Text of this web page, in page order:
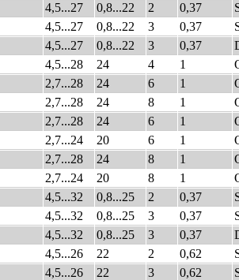
4,5...27 0,8...22 2 0,37
4,5...27 0,8...22 3 0,37
4,5...27 0,8...22 3 0,37
4,5...28 24 4 1
2,7...28 24 6 1
2,7...28 24 8 1
2,7...28 24 6 1
2,7...24 20 6 1
2,7...28 24 8 1
2,7...24 20 8 1
4,5...32 0,8...25 2 0,37
4,5...32 0,8...25 3 0,37
4,5...32 0,8...25 3 0,37
4,5...26 22 2 0,62
4,5...26 22 3 0,62